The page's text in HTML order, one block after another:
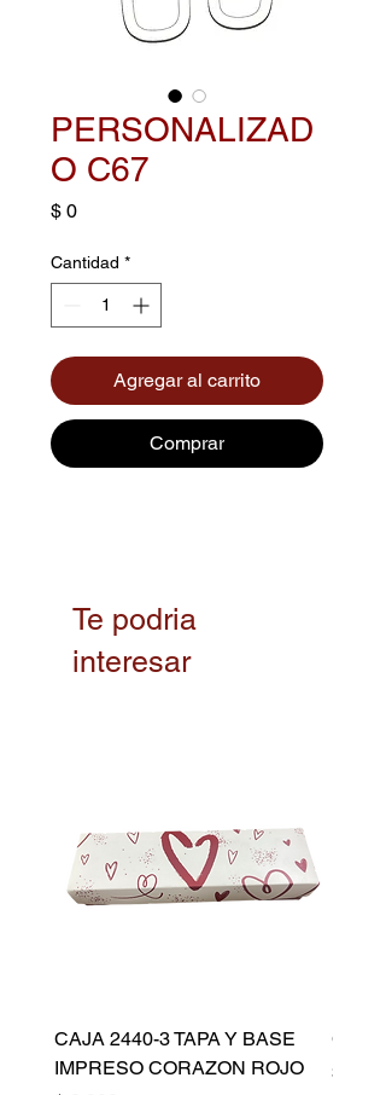
PERSONALIZAD
O C67
$ 0Precio
Cantidad *
Agregar al carrito
Comprar
Te podria
interesar
CAJA 2440-3 TAPA Y BASE
IMPRESO CORAZON ROJO
Precio
$